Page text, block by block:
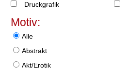
Druckgrafik
Motiv:
Alle
Abstrakt
Akt/Erotik